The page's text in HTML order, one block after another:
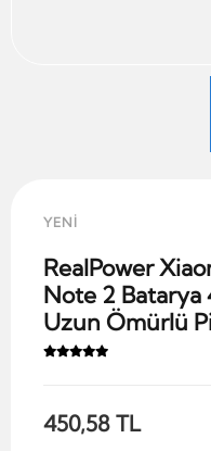
YENİ
RealPower
Note 2
Uzun Ömürlü
450,58 TL